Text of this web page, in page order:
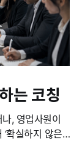
는 코칭
, 영업사원이